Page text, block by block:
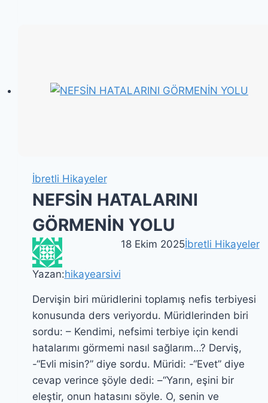
İbretli Hikayeler
NEFSİN HATALARINI
GÖRMENİN YOLU
Yazan:hikayearsivi
18 Ekim 2025İbretli Hikayeler
Dervişin biri müridlerini toplamış nefis terbiyesi
konusunda ders veriyordu. Müridlerinden biri
sordu: – Kendimi, nefsimi terbiye için kendi
hatalarımı görmemi nasıl sağlarım…? Derviş,
-“Evli misin?” diye sordu. Müridi: -“Evet” diye
cevap verince şöyle dedi: –“Yarın, eşini bir
eleştir, onun hatasını söyle. O, senin ve